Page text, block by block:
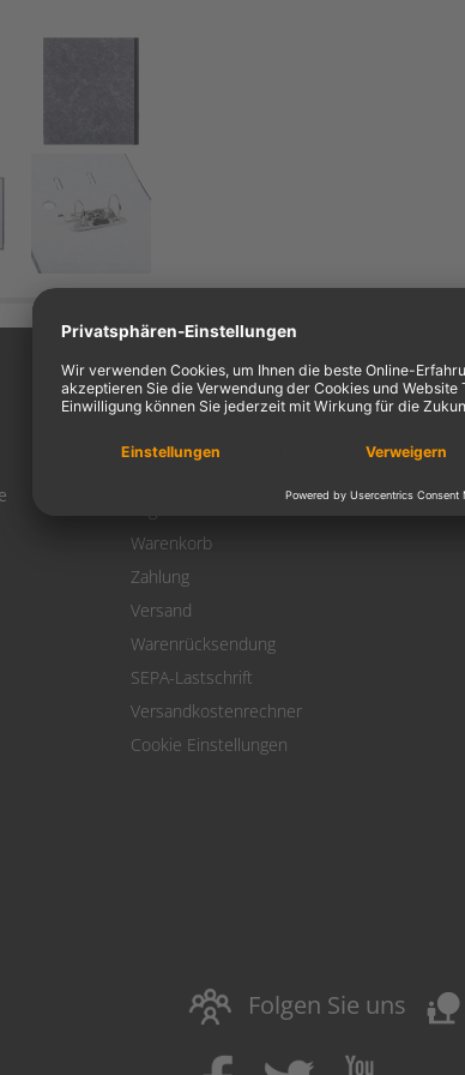
Mein Konto
Warenkorb
Zahlung
Versand
Warenrücksendung
SEPA-Lastschrift
Versandkostenrechner
Cookie Einstellungen
Folgen Sie uns nature_people